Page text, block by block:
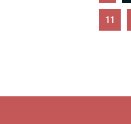
11